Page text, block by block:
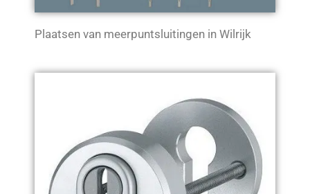
Plaatsen van meerpuntsluitingen in Wilrijk